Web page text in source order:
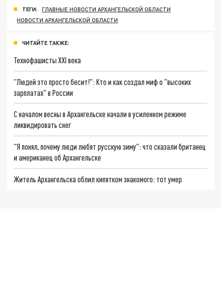
ТЕГИ:
ГЛАВНЫЕ НОВОСТИ АРХАНГЕЛЬСКОЙ ОБЛАСТИ
НОВОСТИ АРХАНГЕЛЬСКОЙ ОБЛАСТИ
ЧИТАЙТЕ ТАКЖЕ:
Технофашисты XXI века
"Людей это просто бесит!": Кто и как создал миф о "высоких
зарплатах" в России
С началом весны в Архангельске начали в усиленном режиме
ликвидировать снег
"Я понял, почему люди любят русскую зиму": что сказали британец
и американец об Архангельске
Житель Архангельска облил кипятком знакомого: тот умер